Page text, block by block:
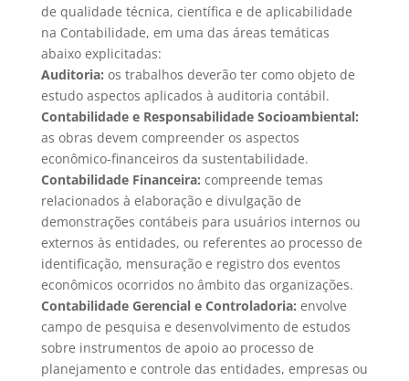
de qualidade técnica, científica e de aplicabilidade
na Contabilidade, em uma das áreas temáticas
abaixo explicitadas:
Auditoria: os trabalhos deverão ter como objeto de
estudo aspectos aplicados à auditoria contábil.
Contabilidade e Responsabilidade Socioambiental:
as obras devem compreender os aspectos
econômico-financeiros da sustentabilidade.
Contabilidade Financeira: compreende temas
relacionados à elaboração e divulgação de
demonstrações contábeis para usuários internos ou
externos às entidades, ou referentes ao processo de
identificação, mensuração e registro dos eventos
econômicos ocorridos no âmbito das organizações.
Contabilidade Gerencial e Controladoria: envolve
campo de pesquisa e desenvolvimento de estudos
sobre instrumentos de apoio ao processo de
planejamento e controle das entidades, empresas ou